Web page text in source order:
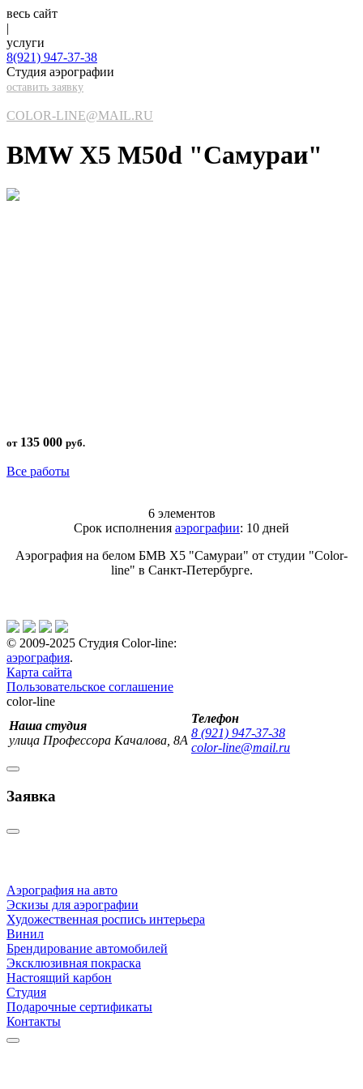
весь сайт
|
услуги
8(921) 947-37-38
Студия аэрографии
оставить заявку
COLOR-LINE@MAIL.RU
BMW X5 M50d "Самураи"
от135 000 руб.
Все работы
6 элементов
Срок исполнения аэрографии: 10 дней
Аэрография на белом БМВ X5 "Самураи" от студии "Color-
line" в Санкт-Петербурге.
© 2009-2025 Студия Color-line:
аэрография.
Карта сайта
Пользовательское соглашение
color-line
Наша студия
улица Профессора Качалова, 8А
Телефон
8 (921) 947-37-38
color-line@mail.ru
Заявка
Аэрография на авто
Эскизы для аэрографии
Художественная роспись интерьера
Винил
Брендирование автомобилей
Эксклюзивная покраска
Настоящий карбон
Студия
Подарочные сертификаты
Контакты